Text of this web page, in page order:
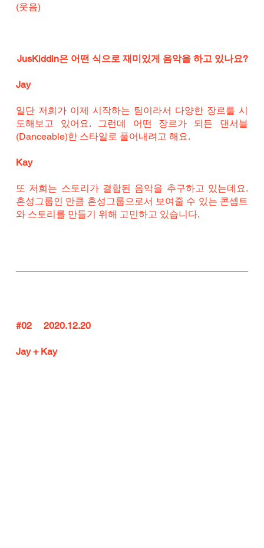
(웃음)
JusKiddin은 어떤 식으로 재미있게 음악을 하고 있나요?
Jay
일단 저희가 이제 시작하는 팀이라서 다양한 장르를 시
도해보고 있어요. 그런데 어떤 장르가 되든 댄서블
(Danceable)한 스타일로 풀어내려고 해요.
Kay
또 저희는 스토리가 결합된 음악을 추구하고 있는데요.
혼성그룹인 만큼 혼성그룹으로서 보여줄 수 있는 콘셉트
와 스토리를 만들기 위해 고민하고 있습니다.
#02
     2020.12.20
Jay + Kay